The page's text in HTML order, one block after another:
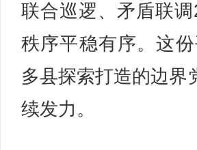
联合巡逻、矛盾联
秩序平稳有序。这
多县探索打造的边界
续发力。